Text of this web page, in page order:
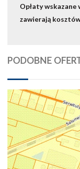
Opłaty
zawierają
PODOBNE